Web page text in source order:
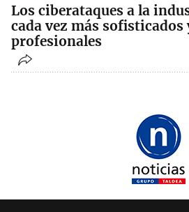
Los ciberataques a la
cada vez más sofisticados
profesionales